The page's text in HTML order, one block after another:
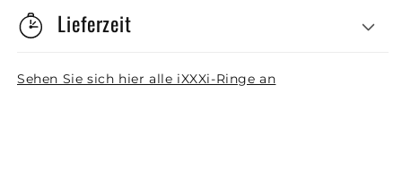
Lieferzeit
Sehen Sie sich hier alle iXXXi-Ringe an